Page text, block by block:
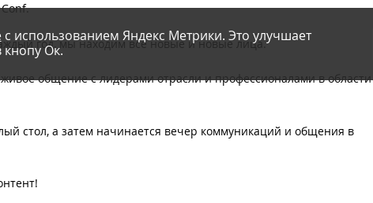
год, мы находим все новые и новые лица.
общение с лидерами отрасли и профессионалами в области
стол, а затем начинается вечер коммуникаций и общения в
с использованием Яндекс Метрики. Это улучшает
кнопу Ок.